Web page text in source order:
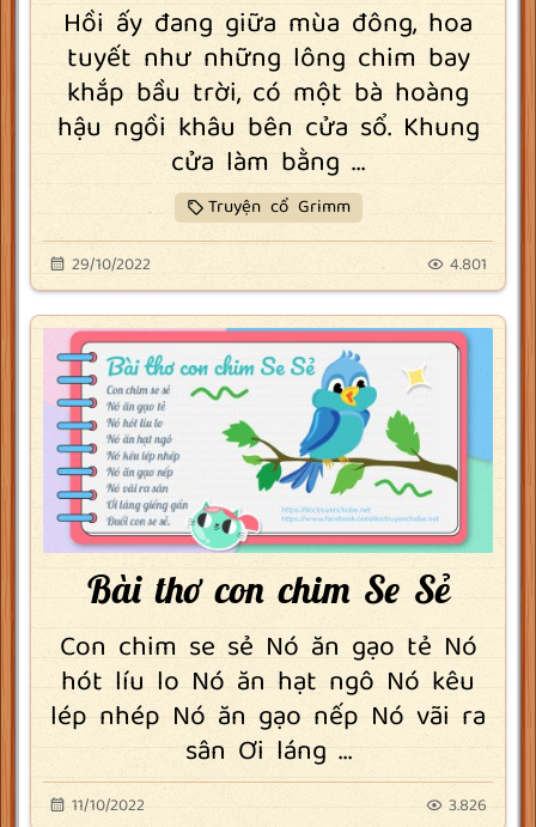
Hồi ấy đang giữa mùa đông, hoa
tuyết như những lông chim bay
khắp bầu trời, có một bà hoàng
hậu ngồi khâu bên cửa sổ. Khung
cửa làm bằng ...
Truyện cổ Grimm
29/10/2022 4.801
Bài thơ con chim Se Sẻ
Con chim se sẻ Nó ăn gạo tẻ Nó
hót líu lo Nó ăn hạt ngô Nó kêu
lép nhép Nó ăn gạo nếp Nó vãi ra
sân Ơi láng ...
11/10/2022 3.826